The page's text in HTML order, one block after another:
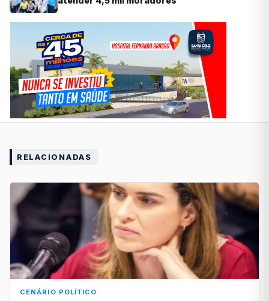
RELACIONADAS
CENÁRIO POLÍTICO